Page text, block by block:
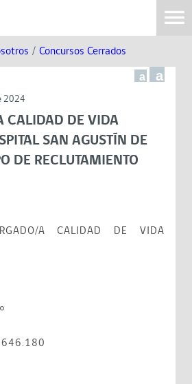
/ Concursos Cerrados
a a
2024
CALIDAD DE VIDA
SAN AGUSTÍN DE
DE RECLUTAMIENTO
A CALIDAD DE VIDA